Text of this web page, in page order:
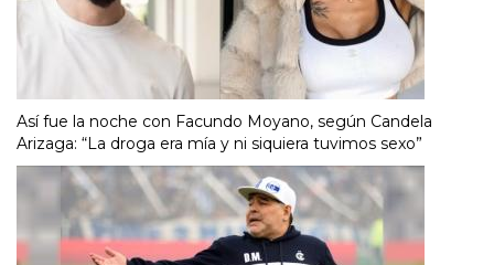
Así fue la noche con Facundo Moyano, según Candela
Arizaga: “La droga era mía y ni siquiera tuvimos sexo”